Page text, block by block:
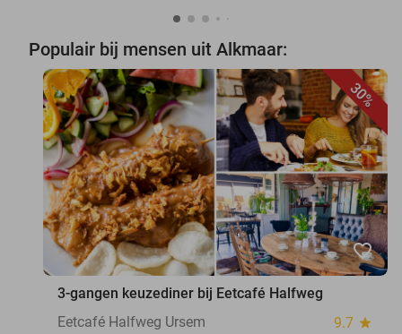
Populair bij mensen uit Alkmaar:
30%
favorite_border
3-gangen keuzediner bij Eetcafé Halfweg
Eetcafé Halfweg Ursem
9.7 star